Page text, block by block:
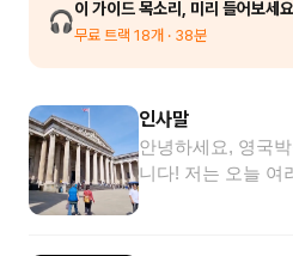
🎧이 가이드 목소리, 미리 들어보세요
무료 트랙 18개 · 38분
인사말
안녕하세요, 영국
니다! 저는 오늘 여